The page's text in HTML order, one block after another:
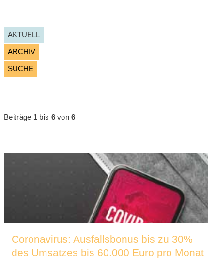
AKTUELL
ARCHIV
SUCHE
Beiträge 1 bis 6von6
Coronavirus: Ausfallsbonus bis zu 30%
des Umsatzes bis 60.000 Euro pro Monat